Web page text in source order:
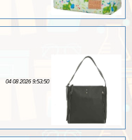
04 08 2026 9:53:50